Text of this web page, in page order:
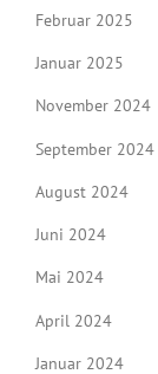
Februar 2025
Januar 2025
November 2024
September 2024
August 2024
Juni 2024
Mai 2024
April 2024
Januar 2024